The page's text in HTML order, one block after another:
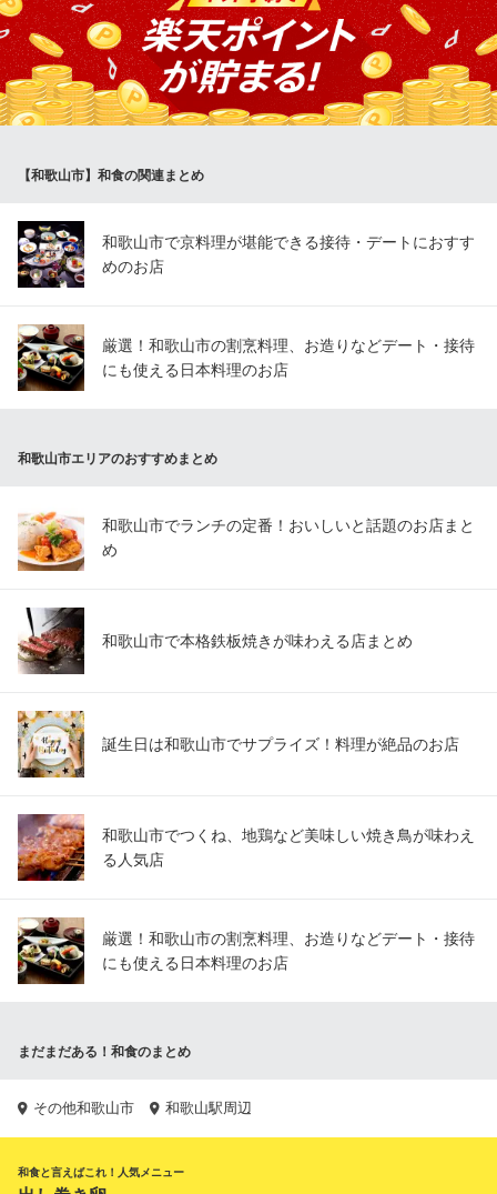
ればその日にしか食べられないレアメニューと巡り合えるかも。
串カツ NICO
できたて串カツとお酒
ＪＲ和歌山駅 徒歩11分
【和歌山市】和食の関連まとめ
和歌山市で京料理が堪能できる接待・デートにおすす
めのお店
厳選！和歌山市の割烹料理、お造りなどデート・接待
にも使える日本料理のお店
和歌山市エリアのおすすめまとめ
和歌山市でランチの定番！おいしいと話題のお店まと
め
和歌山市で本格鉄板焼きが味わえる店まとめ
誕生日は和歌山市でサプライズ！料理が絶品のお店
和歌山市でつくね、地鶏など美味しい焼き鳥が味わえ
る人気店
厳選！和歌山市の割烹料理、お造りなどデート・接待
にも使える日本料理のお店
まだまだある！和食のまとめ
その他和歌山市 和歌山駅周辺
和食と言えばこれ！人気メニュー